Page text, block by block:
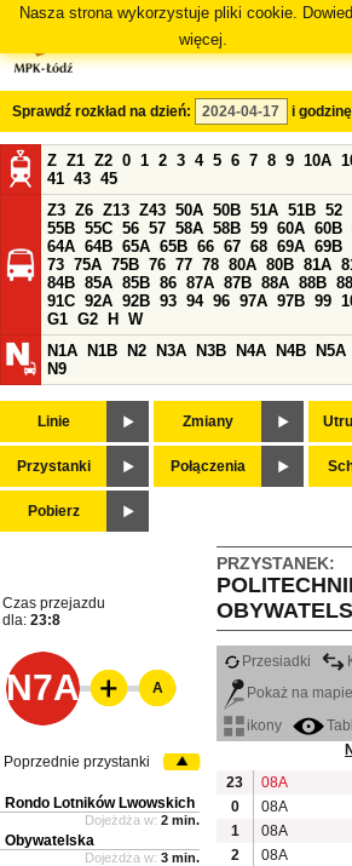
Nasza strona wykorzystuje pliki cookie.
więcej.
Sprawdź rozkład na dzień: i
Z Z1 Z2 0 1 2 3 4 5 6 7 8 9 10A
41 43 45
Z3 Z6 Z13 Z43 50A 50B 51A 51B 52
55B 55C 56 57 58A 58B 59 60A 60B
64A 64B 65A 65B 66 67 68 69A 69B
73 75A 75B 76 77 78 80A 80B 81A
84B 85A 85B 86 87A 87B 88A 88B
91C 92A 92B 93 94 96 97A 97B 99
G1 G2 H
W
N1A
N1B N2 N3A N3B N4A N4B N5A
N9
Linie Zmiany
Przystanki Połączenia
Pobierz
PRZYSTANEK:
Czas przejazdu
dla: 23:8
N7A
Przesiadki
Pokaż na mapie
ikony
23
08A
0
08A
1
08A
2
08A
A
Poprzednie przystanki
Rondo Lotników Lwowskich
Dojeżdża w: 2 min.
Obywatelska
Dojeżdża w: 3 min.